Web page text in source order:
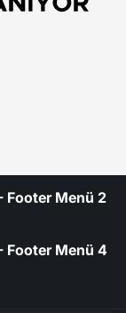
Footer Menü 2
Footer Menü 4